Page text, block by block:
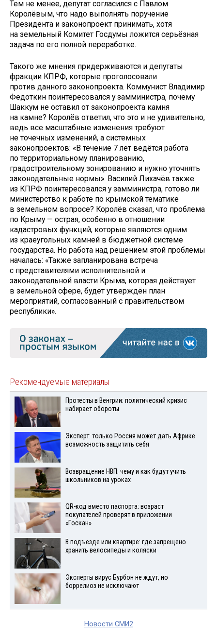
Тем не менее, депутат согласился с Павлом
Королёвым, что надо выполнять поручение
Президента и законопроект принимать, хотя
на земельный Комитет Госдумы ложится серьёзная
задача по его полной переработке.
Такого же мнения придерживаются и депутаты
фракции КПРФ, которые проголосовали
против данного законопроекта. Коммунист Владимир
Федоткин поинтересовался у замминистра, почему
Шаккум не оставил от законопроекта камня
на камне? Королёв ответил, что это и не удивительно,
ведь все масштабные изменения требуют
не точечных изменений, а системных
законопроектов: «В течение 7 лет ведётся работа
по территориальному планированию,
градостроительному зонированию и нужно уточнять
законодательные нормы». Василий Лихачёв также
из КПРФ поинтересовался у замминистра, готово ли
министерство к работе по крымской тематике
в земельном вопросе? Королёв сказал, что проблема
по Крыму — острая, особенно в отношении
кадастровых функций, которые являются одним
из краеугольных камней в бюджетной системе
государства. Но работа над решением этой проблемы
началась: «Также запланирована встреча
с представителями исполнительной и
законодательной власти Крыма, которая действует
в земельной сфере, будет утверждён план
мероприятий, согласованный с правительством
республики».
Рекомендуемые материалы
Протесты в Венгрии: политический кризис
набирает обороты
Эксперт: только Россия может дать Африке
возможность защитить себя
Возвращение НВП: чему и как будут учить
школьников на уроках
QR-код вместо паспорта: возраст
покупателей проверят в приложении
«Госкан»
В подъезде или квартире: где запрещено
хранить велосипеды и коляски
Эксперты вирус Бурбон не ждут, но
боррелиоз не исключают
Новости СМИ2